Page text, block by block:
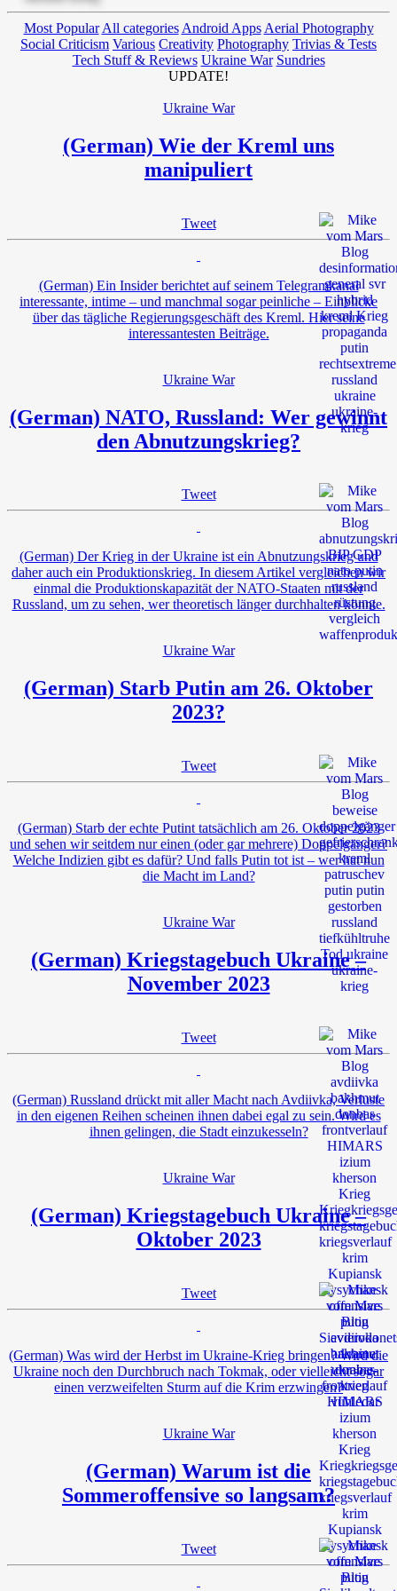
Most Popular All categories Android Apps Aerial Photography
Social Criticism Various Creativity Photography Trivias & Tests
Tech Stuff & Reviews Ukraine War Sundries
UPDATE!
Ukraine War
(German) Wie der Kreml uns
manipuliert
Tweet
(German) Ein Insider berichtet auf seinem Telegramkanal
interessante, intime – und manchmal sogar peinliche – Einblicke
über das tägliche Regierungsgeschäft des Kreml. Hier seine
interessantesten Beiträge.
Ukraine War
(German) NATO, Russland: Wer gewinnt
den Abnutzungskrieg?
Tweet
(German) Der Krieg in der Ukraine ist ein Abnutzungskrieg und
daher auch ein Produktionskrieg. In diesem Artikel vergleichen wir
einmal die Produktionskapazität der NATO-Staaten mit der
Russland, um zu sehen, wer theoretisch länger durchhalten könnte.
Ukraine War
(German) Starb Putin am 26. Oktober
2023?
Tweet
(German) Starb der echte Putint tatsächlich am 26. Oktober 2023
und sehen wir seitdem nur einen (oder gar mehrere) Doppelgänger?
Welche Indizien gibt es dafür? Und falls Putin tot ist – wer hat nun
die Macht im Land?
Ukraine War
(German) Kriegstagebuch Ukraine –
November 2023
Tweet
(German) Russland drückt mit aller Macht nach Avdiivka, Verluste
in den eigenen Reihen scheinen ihnen dabei egal zu sein. Wird es
ihnen gelingen, die Stadt einzukesseln?
Ukraine War
(German) Kriegstagebuch Ukraine –
Oktober 2023
Tweet
(German) Was wird der Herbst im Ukraine-Krieg bringen? Wird die
Ukraine noch den Durchbruch nach Tokmak, oder vielleicht sogar
einen verzweifelten Sturm auf die Krim erzwingen?
Ukraine War
(German) Warum ist die
Sommeroffensive so langsam?
Tweet